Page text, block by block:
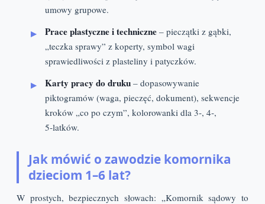
umowy grupowe.
Prace plastyczne i techniczne – pieczątki z gąbki,
„teczka sprawy” z koperty, symbol wagi
sprawiedliwości z plasteliny i patyczków.
Karty pracy do druku – dopasowywanie
piktogramów (waga, pieczęć, dokument), sekwencje
kroków „co po czym”, kolorowanki dla 3‑, 4‑,
5‑latków.
Jak mówić o zawodzie komornika
dzieciom 1–6 lat?
W prostych, bezpiecznych słowach: „Komornik sądowy to